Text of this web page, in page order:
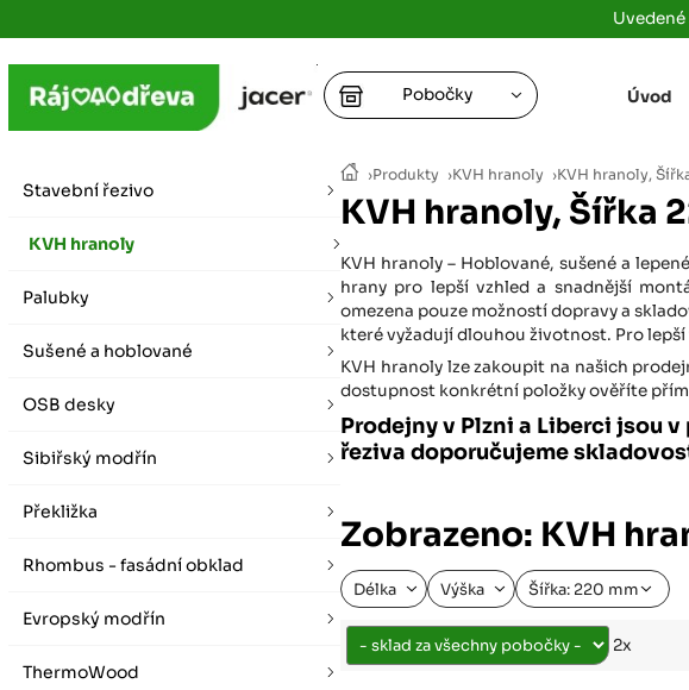
›Produkty ›KVH hranoly ›KVH hranoly,
KVH hranoly, Šířka
KVH hranoly – Hoblované, sušené a
hrany pro lepší vzhled a snadnější
omezena pouze možností dopravy a
které vyžadují dlouhou životnost. Pro
KVH hranoly lze zakoupit na našich
dostupnost konkrétní položky ověříte
Prodejny v Plzni a Liberci jsou
řeziva doporučujeme
Zobrazeno: KVH
Délka Výška Šířka: 220 mm
2x
Stavební řezivo
KVH hranoly
Palubky
Sušené a hoblované
OSB desky
Sibiřský modřín
Překližka
Rhombus - fasádní obklad
Evropský modřín
ThermoWood
Úvod
Pobočky
+
+
Letní otevírací doba (březen - říjen)
Po-Pá 07:00 - 16:00, So 08:00 - 12:00 (ne Liberec)
Zimní otevírací doba (listopad - únor)
Po-Pá 08:00 - 16:00, So 08:00 - 12:00 (ne Liberec)
vybírat zde
vybírat zde
Praha
vybírat zde
Plzeň
vybírat zde
vybírat zde